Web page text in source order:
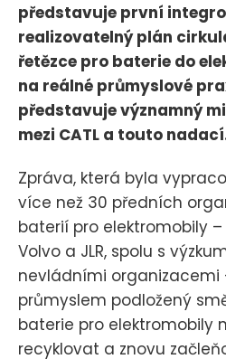
představuje první
realizovatelný plán
řetězce pro baterie do
na reálné průmyslové
představuje významný
mezi CATL a touto
Zpráva, která byla
více než 30 předních
baterií pro elektromobily –
Volvo a JLR, spolu s
nevládními organizacemi
průmyslem podložený
baterie pro elektromobily
recyklovat a znovu